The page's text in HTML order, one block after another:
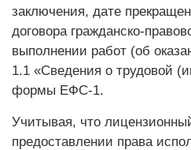
заключения, дате
договора гражданско-
выполнении работ (об
1.1 «Сведения о трудовой
формы ЕФС-1.
Учитывая, что
предоставлении права